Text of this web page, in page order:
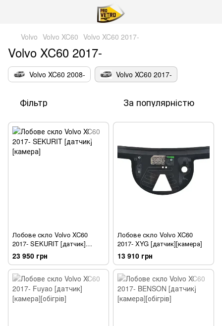
Volvo Volvo XC60 Volvo XC60 2017-
Volvo XC60 2017-
Volvo XC60 2008- Volvo XC60 2017-
Фільтр За популярністю
Лобове скло Volvo XC60
2017- SEKURIT [датчик]
[камера]
23 950 грн
Лобове скло Volvo XC60
2017- XYG [датчик][камера]
13 910 грн